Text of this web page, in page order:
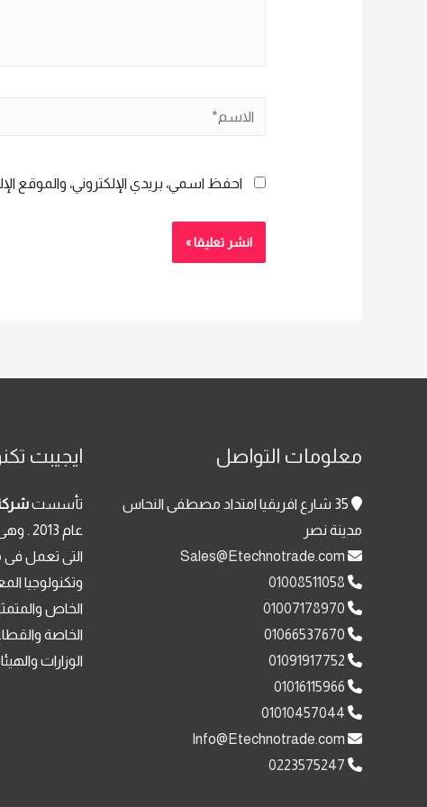
الاسم*
احفظ اسمي، بريدي الإلكتروني، والموقع
معلومات التواصل
35 شارع افريقيا امتداد مصطفى النحاس
مدينة نصر
01008511058
01007178970
01066537670
01091917752
01016115966
01010457044
0223575247
ايجيبت
تأسستشركة
عام
التى تعمل فى
وتكنولوجيا
الخاص
الخاصة
الوزارات